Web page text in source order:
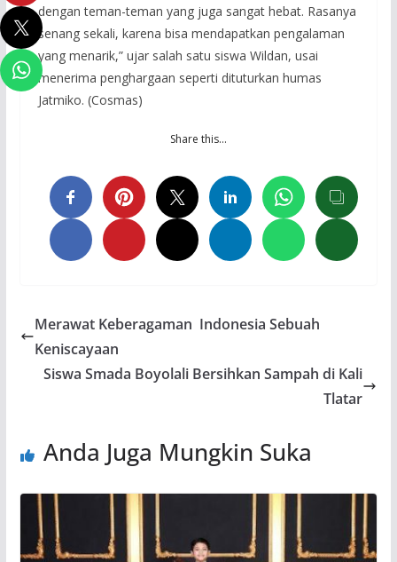
dengan teman-teman yang juga sangat hebat. Rasanya
senang sekali, karena bisa mendapatkan pengalaman
yang menarik,” ujar salah satu siswa Wildan, usai
menerima penghargaan seperti dituturkan humas
Jatmiko. (Cosmas)
Share this…
Merawat Keberagaman Indonesia Sebuah
Keniscayaan
Siswa Smada Boyolali Bersihkan Sampah di Kali
Tlatar
Anda Juga Mungkin Suka